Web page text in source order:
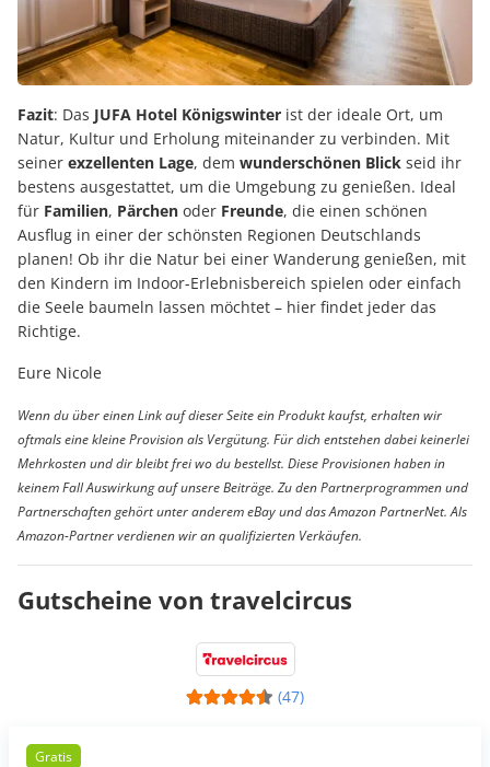
Fazit: Das JUFA Hotel Königswinter ist der ideale Ort, um
Natur, Kultur und Erholung miteinander zu verbinden. Mit
seiner exzellenten Lage, dem wunderschönen Blick seid ihr
bestens ausgestattet, um die Umgebung zu genießen. Ideal
für Familien, Pärchen oder Freunde, die einen schönen
Ausflug in einer der schönsten Regionen Deutschlands
planen! Ob ihr die Natur bei einer Wanderung genießen, mit
den Kindern im Indoor-Erlebnisbereich spielen oder einfach
die Seele baumeln lassen möchtet – hier findet jeder das
Richtige.
Eure Nicole
Wenn du über einen Link auf dieser Seite ein Produkt kaufst, erhalten wir
oftmals eine kleine Provision als Vergütung. Für dich entstehen dabei keinerlei
Mehrkosten und dir bleibt frei wo du bestellst. Diese Provisionen haben in
keinem Fall Auswirkung auf unsere Beiträge. Zu den Partnerprogrammen und
Partnerschaften gehört unter anderem eBay und das Amazon PartnerNet. Als
Amazon-Partner verdienen wir an qualifizierten Verkäufen.
Gutscheine von travelcircus
(47)
Gratis